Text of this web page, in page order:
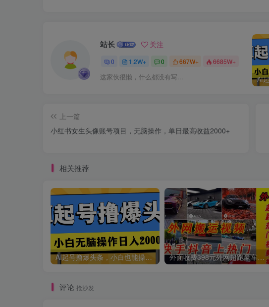
站长 关注
0 1.2W+ 0 667W+ 6685W+
这家伙很懒，什么都没有写...
上一篇
小红书女生头像账号项目，无脑操作，单日最高收益2000+
相关推荐
AI起号撸爆头条，小白也能操作，日入2000+ 外面收费398元外网超跑豪车汽车视频搬运至快手抖音上热门项目
评论 抢沙发